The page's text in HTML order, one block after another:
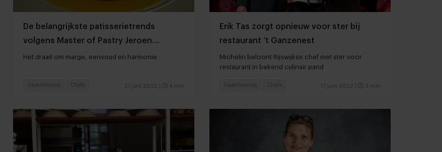
De belangrijkste patisserietrends
volgens Master of Pastry Jeroen
Goossens
Het draait om marge, eenvoud en harmonie
21 juni 2022 4 min
Gastronomie Chefs
Erik Tas zorgt opnieuw voor ster bij
restaurant ‘t Ganzenest
Michelin beloont Rijswijkse chef met ster voor
restaurant in bekend culinair pand
17 juni 2022 3 min
Gastronomie Chefs